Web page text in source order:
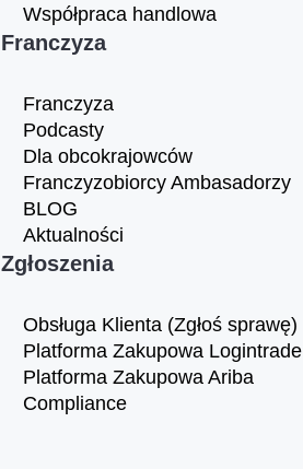
Współpraca handlowa
Franczyza
Franczyza
Podcasty
Dla obcokrajowców
Franczyzobiorcy Ambasadorzy
BLOG
Aktualności
Zgłoszenia
Obsługa Klienta (Zgłoś sprawę)
Platforma Zakupowa Logintrade
Platforma Zakupowa Ariba
Compliance